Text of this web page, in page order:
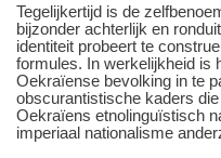
Tegelijkertijd is de
bijzonder achterlijk en
identiteit probeert te
formules. In werkelijkheid is
Oekraïense bevolking in te
obscurantistische kaders
Oekraïens etnolinguïstisch
imperiaal nationalisme